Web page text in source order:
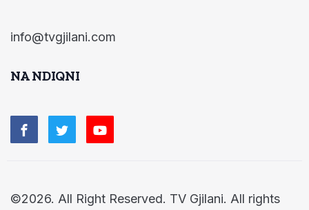
info@tvgjilani.com
NA NDIQNI
©2026. All Right Reserved. TV Gjilani. All rights